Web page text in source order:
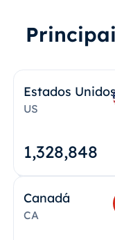
Estados
US
1,328,848
Canadá
CA